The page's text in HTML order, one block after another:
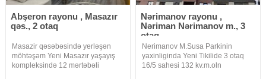
Abşeron rayonu , Masazır
qəs., 2 otaq
Masazir qəsəbəsində yerləşən
möhtəşəm Yeni Masazır yaşayış
kompleksində 12 mərtəbəli
Nərimanov rayonu ,
Nəriman Nərimanov m., 3
otaq
Nerimanov M.Susa Parkinin
yaxinliginda Yeni Tikilide 3 otaq
16/5 sahesi 132 kv.m.oln